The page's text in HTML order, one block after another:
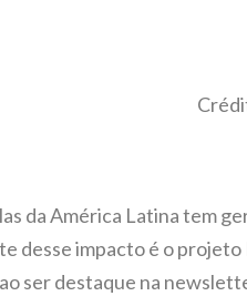
da América Latina tem
desse impacto é o
ser destaque na